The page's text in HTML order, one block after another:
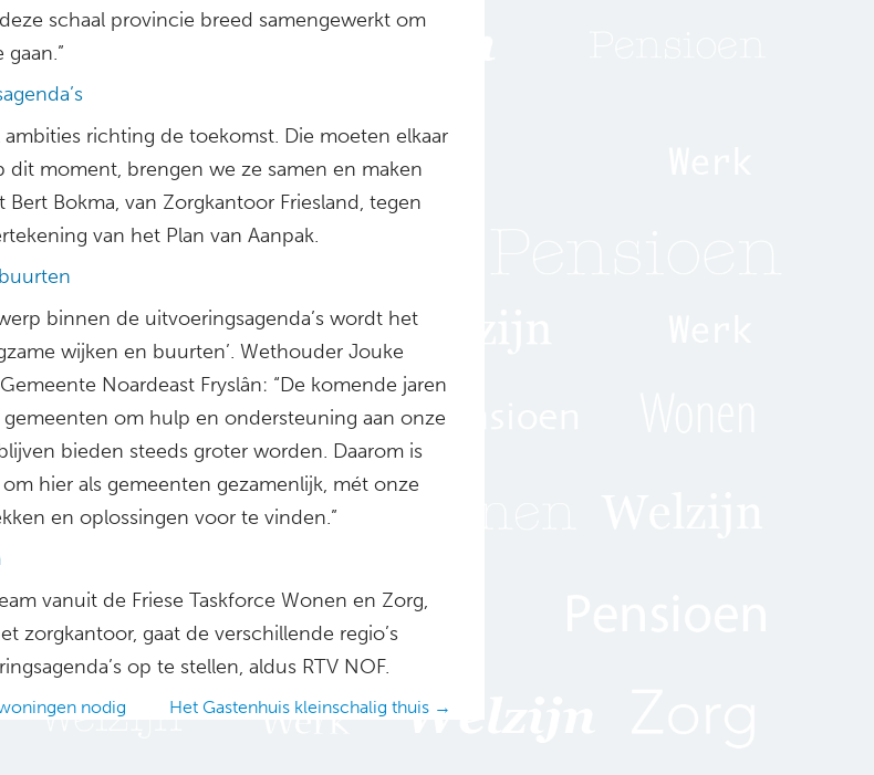
schaal provincie breed samengewerkt om
ambities richting de toekomst. Die moeten elkaar
dit moment, brengen we ze samen en maken
Bert Bokma, van Zorgkantoor Friesland, tegen
van het Plan van Aanpak.
binnen de uitvoeringsagenda’s wordt het
wijken en buurten’. Wethouder Jouke
Noardeast Fryslân: “De komende jaren
om hulp en ondersteuning aan onze
bieden steeds groter worden. Daarom is
hier als gemeenten gezamenlijk, mét onze
en oplossingen voor te vinden.”
vanuit de Friese Taskforce Wonen en Zorg,
zorgkantoor, gaat de verschillende regio’s
op te stellen, aldus RTV NOF.
nodig Het Gastenhuis kleinschalig thuis →